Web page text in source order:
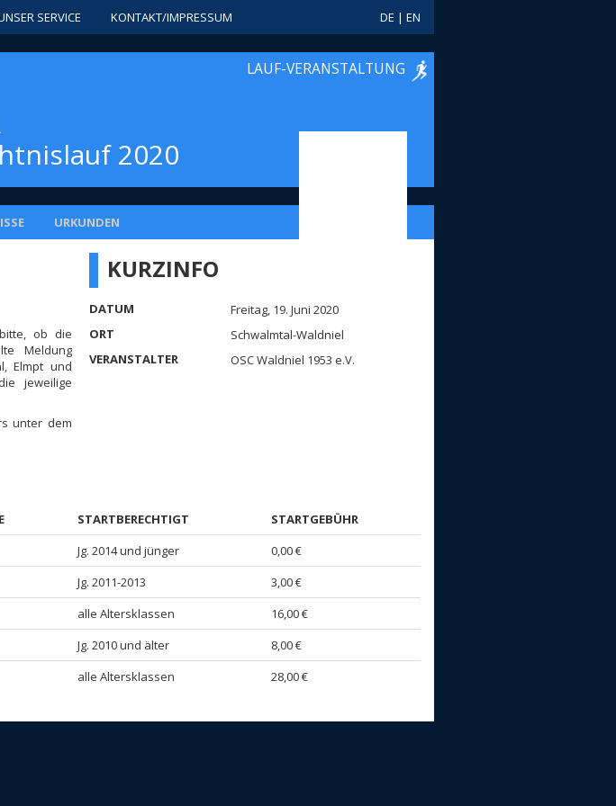
SERVICE KONTAKT/IMPRESSUM DE | EN
LAUF-VERANSTALTUNG
2020
URKUNDEN
ob die
Meldung
Elmpt und
jeweilige
unter dem
KURZINFO
DATUM
Freitag, 19. Juni 2020
ORT
Schwalmtal-Waldniel
VERANSTALTER
OSC Waldniel 1953 e.V.
STARTBERECHTIGT
STARTGEBÜHR
Jg. 2014 und jünger
0,00 €
Jg. 2011-2013
3,00 €
alle Altersklassen
16,00 €
Jg. 2010 und älter
8,00 €
alle Altersklassen 28,00 €